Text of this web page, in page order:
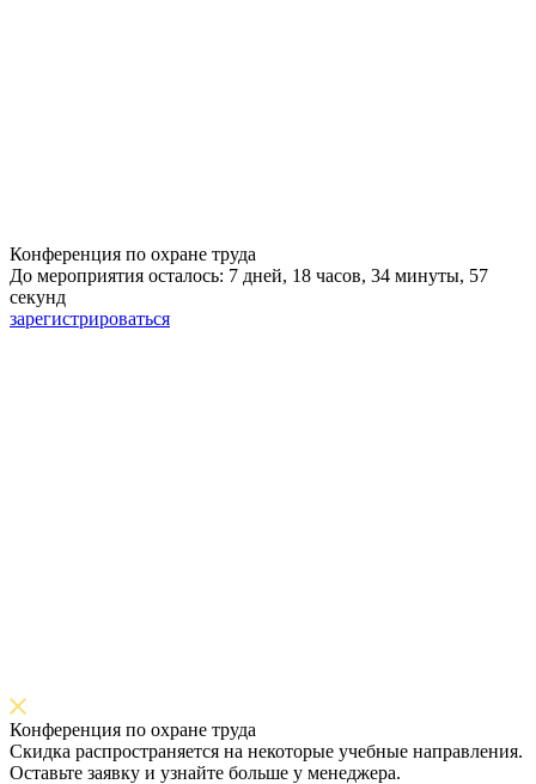
Конференция по охране труда
До мероприятия осталось: 7 дней, 18 часов, 34 минуты, 56
секунд
зарегистрироваться
Конференция по охране труда
Скидка распространяется на некоторые учебные направления.
Оставьте заявку и узнайте больше у менеджера.